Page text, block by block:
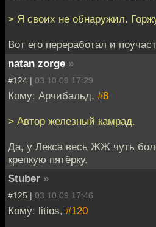
> Я своих не обнаружил.
Вот его переработал и
natan zorge »
#124 | 03.10.09 17:29
Кому: Арчибальд, #8
> Автор железный камрад.
Да, у Лекса весь ЖЖ чуть
крепкую пятёрку.
Stuber »
#125 | 03.10.09 17:46
Кому: litios, #120